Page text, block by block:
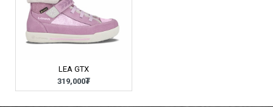
LEA GTX
319,000₮